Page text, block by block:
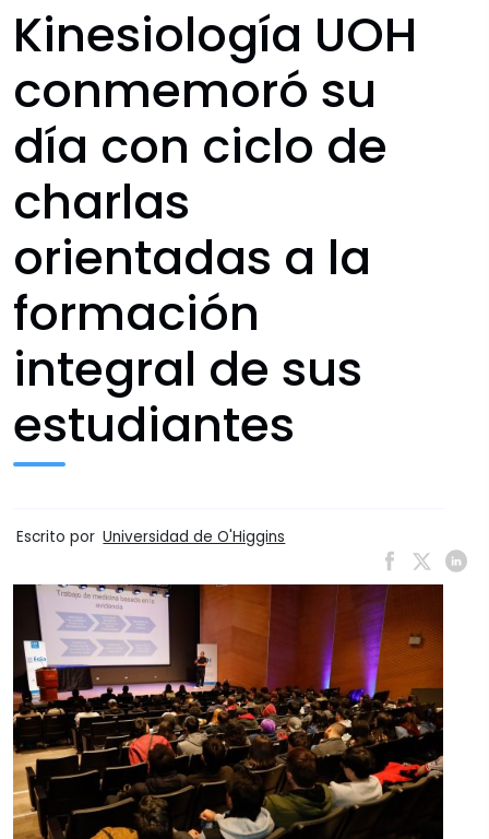
Kinesiología UOH
conmemoró su
día con ciclo de
charlas
orientadas a la
formación
integral de sus
estudiantes
Escrito por Universidad de O'Higgins